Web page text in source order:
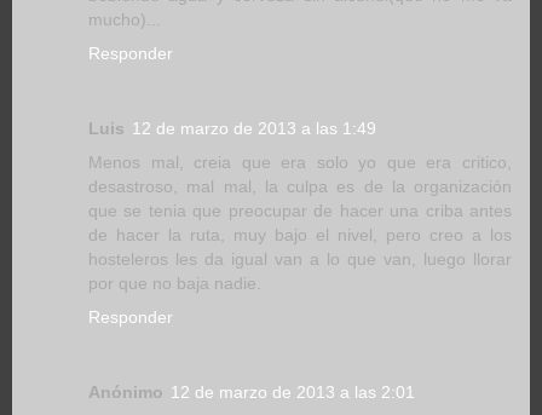
mucho)...
Responder
Luis 12 de marzo de 2013 a las 1:49
Menos mal, creia que era solo yo que era critico,
desastroso, mal mal, la culpa es de la organización
que se tenia que preocupar de hacer una criba antes
de hacer la ruta, muy bajo el nivel, pero creo a los
hosteleros les da igual van a lo que van, luego llorar
por que no baja nadie.
Responder
Anónimo 12 de marzo de 2013 a las 2:01